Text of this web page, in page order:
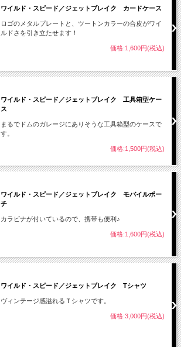
ワイルド・スピード／ジェットブレイク カードケース
ロゴのメタルプレートと、ツートンカラーの合皮がワイ
ルドさを引き立たせます！
価格:1,600円(税込)
ワイルド・スピード／ジェットブレイク 工具箱型ケー
ス
まるでドムのガレージにありそうな工具箱型のケースで
す。
価格:1,500円(税込)
ワイルド・スピード／ジェットブレイク モバイルポー
チ
カラビナが付いているので、携帯も便利♪
価格:1,600円(税込)
ワイルド・スピード／ジェットブレイク Tシャツ
ヴィンテージ感溢れるＴシャツです。
価格:3,000円(税込)